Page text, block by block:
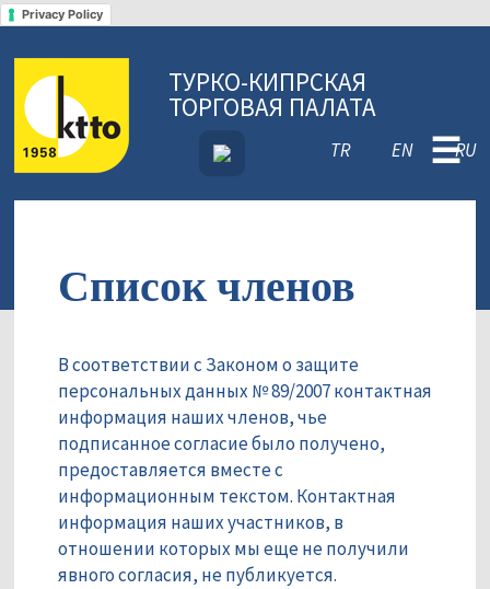
Privacy Policy
ТУРКО-КИПРСКАЯ
ТОРГОВАЯ ПАЛАТА
TR EN RU
☰
Список членов
В соответствии с Законом о защите
персональных данных № 89/2007 контактная
информация наших членов, чье
подписанное согласие было получено,
предоставляется вместе с
информационным текстом. Контактная
информация наших участников, в
отношении которых мы еще не получили
явного согласия, не публикуется.